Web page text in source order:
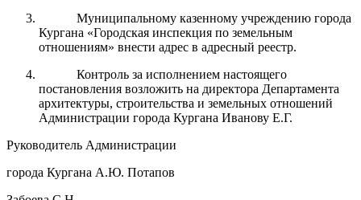
Муниципальному казенному учреждению города
Кургана «Городская инспекция по земельным
отношениям» внести адрес в адресный реестр.
Контроль за исполнением настоящего
постановления возложить на директора Департамента
архитектуры, строительства и земельных отношений
Администрации города Кургана Иванову Е.Г.
Руководитель Администрации
города Кургана А.Ю. Потапов